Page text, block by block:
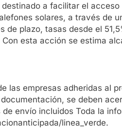
a facilitar el
solares, a través de
plazo, tasas desde el
esta acción se estima
las empresas adheridas al
se deben
envío incluidos Toda la
linea_verde.